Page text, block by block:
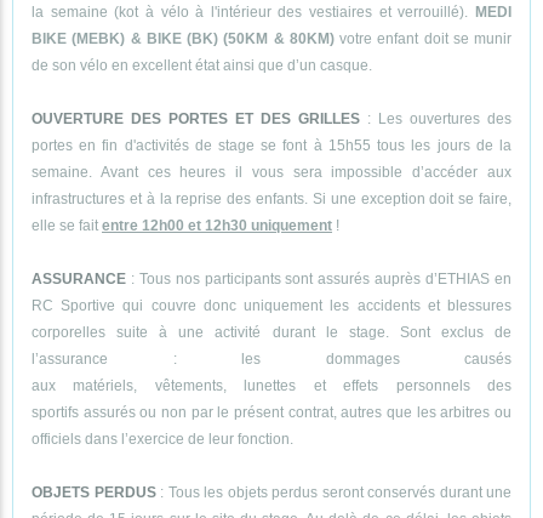
la semaine (kot à vélo à l'intérieur des vestiaires et verrouillé). MEDI
BIKE (MEBK) & BIKE (BK) (50KM & 80KM) votre enfant doit se munir
de son vélo en excellent état ainsi que d’un casque.
OUVERTURE DES PORTES ET DES GRILLES : Les ouvertures des
portes en fin d'activités de stage se font à 15h55 tous les jours de la
semaine. Avant ces heures il vous sera impossible d’accéder aux
infrastructures et à la reprise des enfants. Si une exception doit se faire,
elle se fait entre 12h00 et 12h30 uniquement !
ASSURANCE : Tous nos participants sont assurés auprès d’ETHIAS en
RC Sportive qui couvre donc uniquement les accidents et blessures
corporelles suite à une activité durant le stage. Sont exclus de
l’assurance : les dommages causés
aux matériels, vêtements, lunettes et effets personnels des
sportifs assurés ou non par le présent contrat, autres que les arbitres ou
officiels dans l’exercice de leur fonction.
OBJETS PERDUS: Tous les objets perdus seront conservés durant une